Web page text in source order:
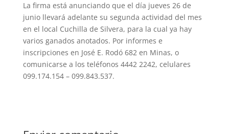
La firma está anunciando que el día jueves 26 de
junio llevará adelante su segunda actividad del mes
en el local Cuchilla de Silvera, para la cual ya hay
varios ganados anotados. Por informes e
inscripciones en José E. Rodó 682 en Minas, o
comunicarse a los teléfonos 4442 2242, celulares
099.174.154 – 099.843.537.